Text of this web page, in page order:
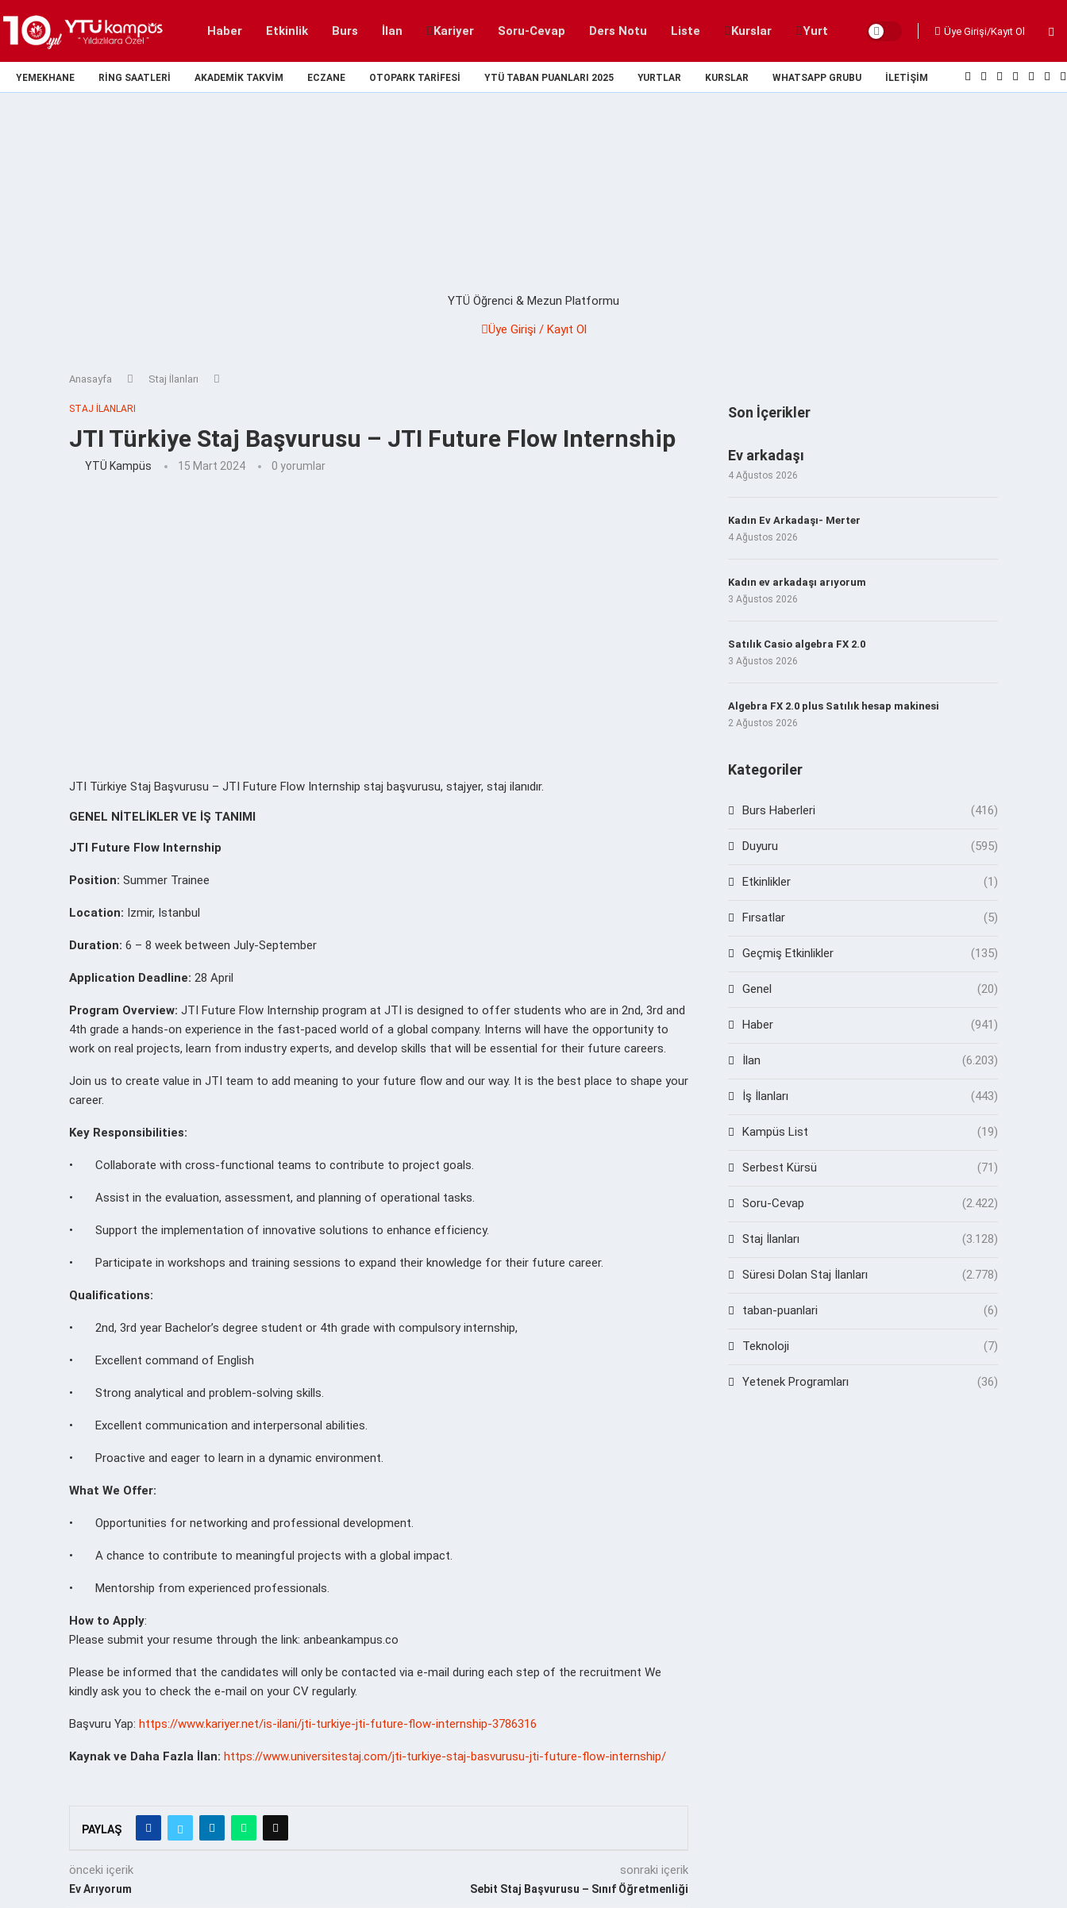
Haber Etkinlik Burs İlan Kariyer Soru-Cevap Ders Notu Liste Kurslar Yurt Üye Girişi/Kayıt Ol
YEMEKHANE RING SAATLERI AKADEMIK TAKVIM ECZANE OTOPARK TARIFESI YTÜ TABAN PUANLARI 2025 YURTLAR KURSLAR WHATSAPP GRUBU İLETIŞIM
YTÜ Öğrenci & Mezun Platformu
Üye Girişi / Kayıt Ol
Anasayfa Staj İlanları
STAJ İLANLARI
JTI Türkiye Staj Başvurusu – JTI Future Flow Internship
YTÜ Kampüs 15 Mart 2024 0 yorumlar
JTI Türkiye Staj Başvurusu – JTI Future Flow Internship staj başvurusu, stajyer, staj ilanıdır.
GENEL NİTELİKLER VE İŞ TANIMI
JTI Future Flow Internship
Position: Summer Trainee
Location: Izmir, Istanbul
Duration: 6 – 8 week between July-September
Application Deadline: 28 April
Program Overview: JTI Future Flow Internship program at JTI is designed to offer students who are in 2nd, 3rd and
4th grade a hands-on experience in the fast-paced world of a global company. Interns will have the opportunity to
work on real projects, learn from industry experts, and develop skills that will be essential for their future careers.
Join us to create value in JTI team to add meaning to your future flow and our way. It is the best place to shape your
career.
Key Responsibilities:
• Collaborate with cross-functional teams to contribute to project goals.
• Assist in the evaluation, assessment, and planning of operational tasks.
• Support the implementation of innovative solutions to enhance efficiency.
• Participate in workshops and training sessions to expand their knowledge for their future career.
Qualifications:
• 2nd, 3rd year Bachelor’s degree student or 4th grade with compulsory internship,
• Excellent command of English
• Strong analytical and problem-solving skills.
• Excellent communication and interpersonal abilities.
• Proactive and eager to learn in a dynamic environment.
What We Offer:
• Opportunities for networking and professional development.
• A chance to contribute to meaningful projects with a global impact.
• Mentorship from experienced professionals.
How to Apply:
Please submit your resume through the link: anbeankampus.co
Please be informed that the candidates will only be contacted via e-mail during each step of the recruitment We
kindly ask you to check the e-mail on your CV regularly.
Başvuru Yap: https://www.kariyer.net/is-ilani/jti-turkiye-jti-future-flow-internship-3786316
Kaynak ve Daha Fazla İlan: https://www.universitestaj.com/jti-turkiye-staj-basvurusu-jti-future-flow-internship/
PAYLAŞ
önceki içerik
Ev Arıyorum
sonraki içerik
Sebit Staj Başvurusu – Sınıf Öğretmenliği
Son İçerikler
Ev arkadaşı
4 Ağustos 2026
Kadın Ev Arkadaşı- Merter
4 Ağustos 2026
Kadın ev arkadaşı arıyorum
3 Ağustos 2026
Satılık Casio algebra FX 2.0
3 Ağustos 2026
Algebra FX 2.0 plus Satılık hesap makinesi
2 Ağustos 2026
Kategoriler
Burs Haberleri (416)
Duyuru (595)
Etkinlikler (1)
Fırsatlar (5)
Geçmiş Etkinlikler (135)
Genel (20)
Haber (941)
İlan (6.203)
İş İlanları (443)
Kampüs List (19)
Serbest Kürsü (71)
Soru-Cevap (2.422)
Staj İlanları (3.128)
Süresi Dolan Staj İlanları (2.778)
taban-puanlari (6)
Teknoloji (7)
Yetenek Programları (36)